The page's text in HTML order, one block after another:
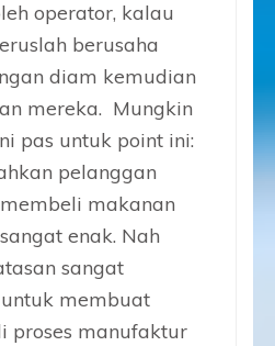
operator, kalau
berusaha
diam kemudian
mereka. Mungkin
pas untuk point ini:
pelanggan
makanan
enak. Nah
sangat
membuat
proses manufaktur